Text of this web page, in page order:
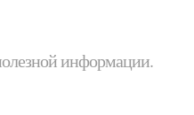
информации.